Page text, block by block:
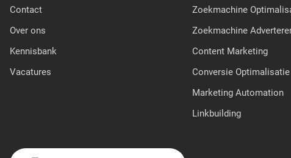
Contact
Over ons
Kennisbank
Vacatures
Zoekmachine
Zoekmachine
Content Marketing
Conversie Optimalisatie
Marketing Automation
Linkbuilding